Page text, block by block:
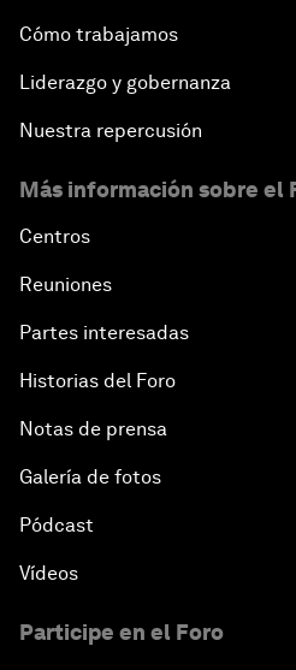
Cómo trabajamos
Liderazgo y gobernanza
Nuestra repercusión
Más información sobre el
Centros
Reuniones
Partes interesadas
Historias del Foro
Notas de prensa
Galería de fotos
Pódcast
Vídeos
Participe en el Foro